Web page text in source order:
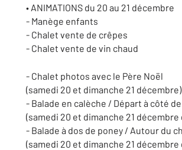
• ANIMATIONS du 20 au 21 décembre
- Manège enfants
- Chalet vente de crêpes
- Chalet vente de vin chaud
- Chalet photos avec le Père Noël
(samedi 20 et dimanche 21 décembre)
- Balade en calèche / Départ à côté
(samedi 20 et dimanche 21 décembre
- Balade à dos de poney / Autour du
(samedi 20 et dimanche 21 décembre